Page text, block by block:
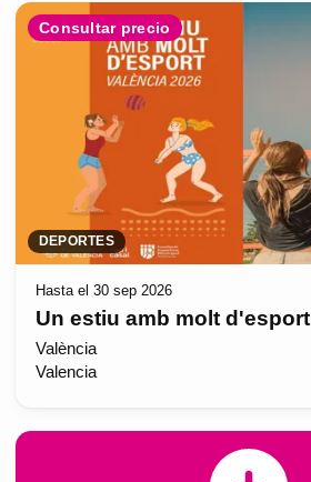
Consultar precio
DEPORTES
Hasta el 30 sep 2026
Un estiu amb molt d'esport
València
Valencia